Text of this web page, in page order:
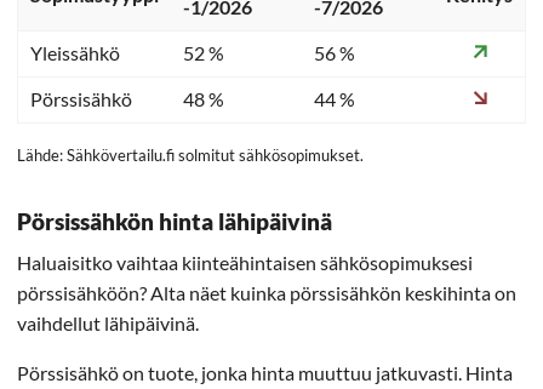
-1/2026
-7/2026
Yleissähkö 52 %
56 %
Pörssisähkö
48 % 44 %
Lähde: Sähkövertailu.fi solmitut sähkösopimukset.
Pörsissähkön hinta lähipäivinä
Haluaisitko vaihtaa kiinteähintaisen sähkösopimuksesi
pörssisähköön? Alta näet kuinka pörssisähkön keskihinta on
vaihdellut lähipäivinä.
Pörssisähkö on tuote, jonka hinta muuttuu jatkuvasti. Hinta